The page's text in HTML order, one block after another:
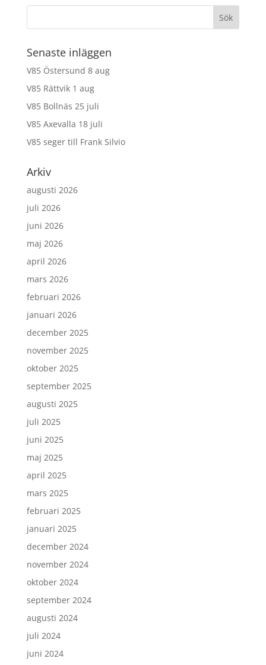
Senaste inläggen
V85 Östersund 8 aug
V85 Rättvik 1 aug
V85 Bollnäs 25 juli
V85 Axevalla 18 juli
V85 seger till Frank Silvio
Arkiv
augusti 2026
juli 2026
juni 2026
maj 2026
april 2026
mars 2026
februari 2026
januari 2026
december 2025
november 2025
oktober 2025
september 2025
augusti 2025
juli 2025
juni 2025
maj 2025
april 2025
mars 2025
februari 2025
januari 2025
december 2024
november 2024
oktober 2024
september 2024
augusti 2024
juli 2024
juni 2024